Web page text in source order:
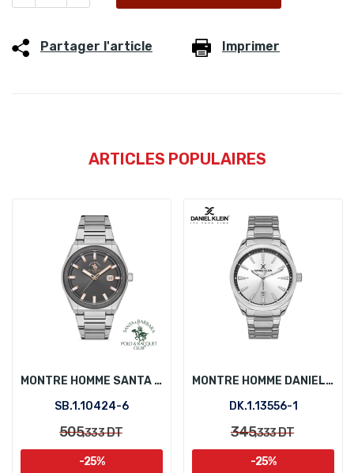
Partager l'article Imprimer
ARTICLES POPULAIRES
MONTRE HOMME SANTA BARBARA POLO SB.1.10424-6
SB.1.10424-6
505,333DT
-25%
MONTRE HOMME DANIEL KLEIN DK.1.13556-1
DK.1.13556-1
345,333DT
-25%